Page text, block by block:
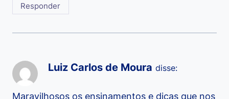
Responder
Luiz Carlos de Moura disse:
Maravilhosos os ensinamentos e dicas que nos